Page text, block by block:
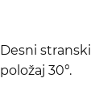
Desni
položaj 30°.